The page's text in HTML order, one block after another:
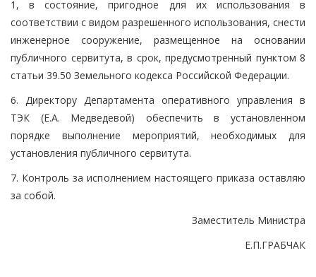
1, в состояние, пригодное для их использования в
соответствии с видом разрешенного использования, снести
инженерное сооружение, размещенное на основании
публичного сервитута, в срок, предусмотренный пунктом 8
статьи 39.50 Земельного кодекса Российской Федерации.
6. Директору Департамента оперативного управления в
ТЭК (Е.А. Медведевой) обеспечить в установленном
порядке выполнение мероприятий, необходимых для
установления публичного сервитута.
7. Контроль за исполнением настоящего приказа оставляю
за собой.
Заместитель Министра
Е.П.ГРАБЧАК